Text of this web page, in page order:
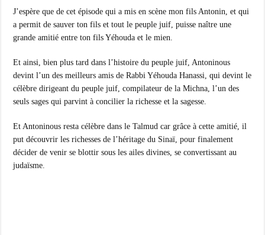
J’espère que de cet épisode qui a mis en scène mon fils Antonin, et qui
a permit de sauver ton fils et tout le peuple juif, puisse naître une
grande amitié entre ton fils Yéhouda et le mien.
Et ainsi, bien plus tard dans l’histoire du peuple juif, Antoninous
devint l’un des meilleurs amis de Rabbi Yéhouda Hanassi, qui devint le
célèbre dirigeant du peuple juif, compilateur de la Michna, l’un des
seuls sages qui parvint à concilier la richesse et la sagesse.
Et Antoninous resta célèbre dans le Talmud car grâce à cette amitié, il
put découvrir les richesses de l’héritage du Sinaï, pour finalement
décider de venir se blottir sous les ailes divines, se convertissant au
judaïsme.